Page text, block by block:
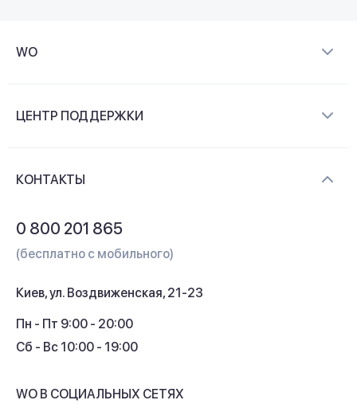
WO
Контакты
ЦЕНТР ПОДДЕРЖКИ
Кэшбек
КОНТАКТЫ
0 800 201 865
(бесплатно с мобильного)
Киев, ул. Воздвиженская, 21-23
Пн - Пт 9:00 - 20:00
Сб - Вс 10:00 - 19:00
WO В СОЦИАЛЬНЫХ СЕТЯХ